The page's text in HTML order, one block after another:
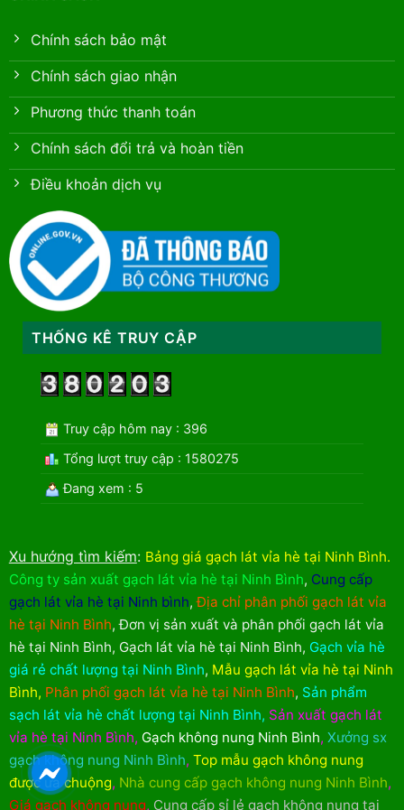
Chính sách bảo mật
Chính sách giao nhận
Phương thức thanh toán
Chính sách đổi trả và hoàn tiền
Điều khoản dịch vụ
THỐNG KÊ TRUY CẬP
Truy cập hôm nay : 396
Tổng lượt truy cập : 1580275
Đang xem : 5
Xu hướng tìm kiếm: Bảng giá gạch lát vỉa hè tại Ninh Bình.
Công ty sản xuất gạch lát vỉa hè tại Ninh Bình, Cung cấp
gạch lát vỉa hè tại Ninh bình,Địa chỉ phân phối gạch lát vỉa
hè tại Ninh Bình,Đơn vị sản xuất và phân phối gạch lát vỉa
hè tại Ninh Bình, Gạch lát vỉa hè tại Ninh Bình, Gạch vỉa hè
giá rẻ chất lượng tại Ninh Bình, Mẫu gạch lát vỉa hè tại Ninh
Bình, Phân phối gạch lát vỉa hè tại Ninh Bình, Sản phẩm
sạch lát vỉa hè chất lượng tại Ninh Bình, Sản xuất gạch lát
vỉa hè tại Ninh Bình, Gạch không nung Ninh Bình, Xưởng sx
gạch không nung Ninh Bình, Top mẫu gạch không nung
được ưa chuộng, Nhà cung cấp gạch không nung Ninh Bình,
Giá gạch không nung, Cung cấp sỉ lẻ gạch không nung tại